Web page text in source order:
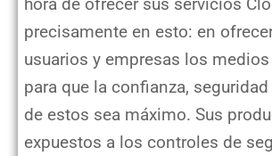
hora de ofrecer sus servicios
precisamente en esto: en
usuarios y empresas los
para que la confianza,
de estos sea máximo. Sus
expuestos a los controles de